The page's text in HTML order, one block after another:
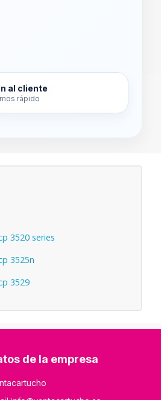
al cliente
rápido
3520 series
3525n
3529
de la empresa